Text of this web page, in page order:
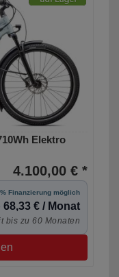
Elektro
4.100,00 € *
Finanzierung möglich
68,33 € / Monat
bis zu 60 Monaten